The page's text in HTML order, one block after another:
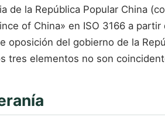
la República Popular China
of China» en ISO 3166 a
del gobierno de la
tres elementos no son